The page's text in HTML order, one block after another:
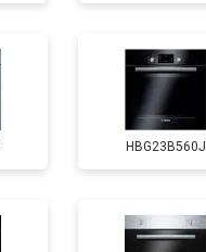
HBG23B560J